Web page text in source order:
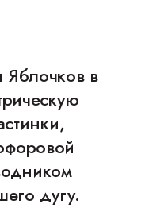
в
дугу.